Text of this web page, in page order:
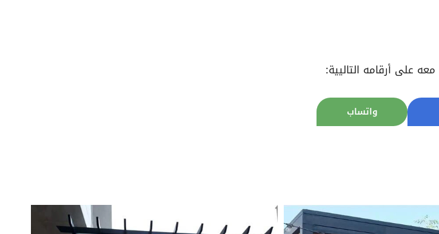
معه على أرقامه التاليية:
واتساب